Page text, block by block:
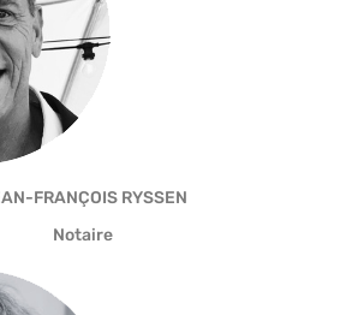
FRANÇOIS RYSSEN
Notaire